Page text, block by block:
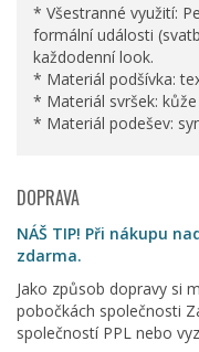
* Všestranné využití:
formální události
každodenní look.
* Materiál podšívka:
* Materiál svršek: kůže
* Materiál podešev:
DOPRAVA
NÁŠ TIP! Při nákupu
zdarma.
Jako způsob dopravy si
pobočkách společnosti
společností PPL nebo